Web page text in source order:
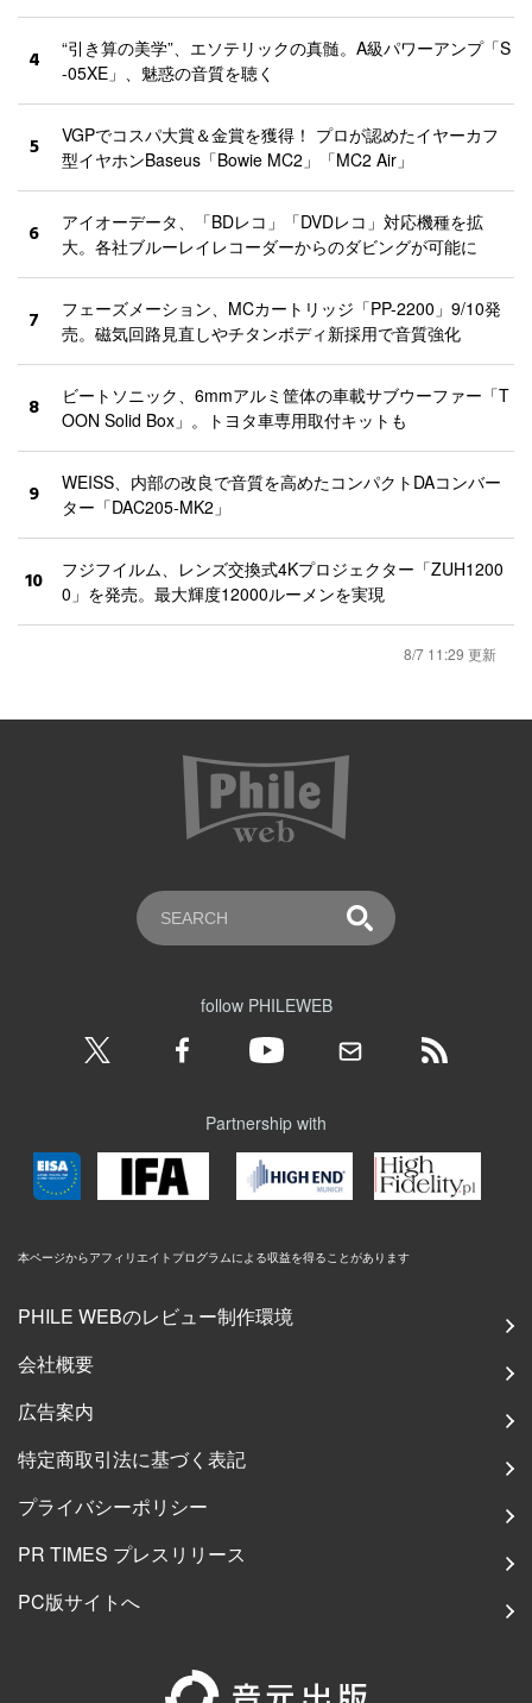
4
“引き算の美学”、エソテリックの真髄。A級パワーアンプ「S
-05XE」、魅惑の音質を聴く
5
VGPでコスパ大賞＆金賞を獲得！ プロが認めたイヤーカフ
型イヤホンBaseus「Bowie MC2」「MC2 Air」
6
アイオーデータ、「BDレコ」「DVDレコ」対応機種を拡
大。各社ブルーレイレコーダーからのダビングが可能に
7
フェーズメーション、MCカートリッジ「PP-2200」9/10発
売。磁気回路見直しやチタンボディ新採用で音質強化
8
ビートソニック、6mmアルミ筐体の車載サブウーファー「T
OON Solid Box」。トヨタ車専用取付キットも
9
WEISS、内部の改良で音質を高めたコンパクトDAコンバー
ター「DAC205-MK2」
10
フジフイルム、レンズ交換式4Kプロジェクター「ZUH1200
0」を発売。最大輝度12000ルーメンを実現
8/7 11:29 更新
follow PHILEWEB
Partnership with
本ページからアフィリエイトプログラムによる収益を得ることがあります
PHILE WEBのレビュー制作環境
会社概要
広告案内
特定商取引法に基づく表記
プライバシーポリシー
PR TIMES プレスリリース
PC版サイトへ